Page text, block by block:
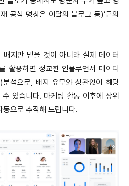
공식 명칭은 이달의 블로그 등)’급의
배지만 믿을 것이 아니라 실제 데이터
활용하면 정교한 인플루언서 데이터
석으로, 배지 유무와 상관없이 해당
있습니다. 마케팅 활동 이후에 상위
으로 추적해 드립니다.